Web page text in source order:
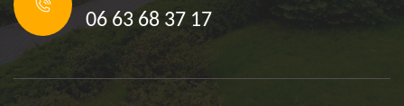
06 63 68 37 17